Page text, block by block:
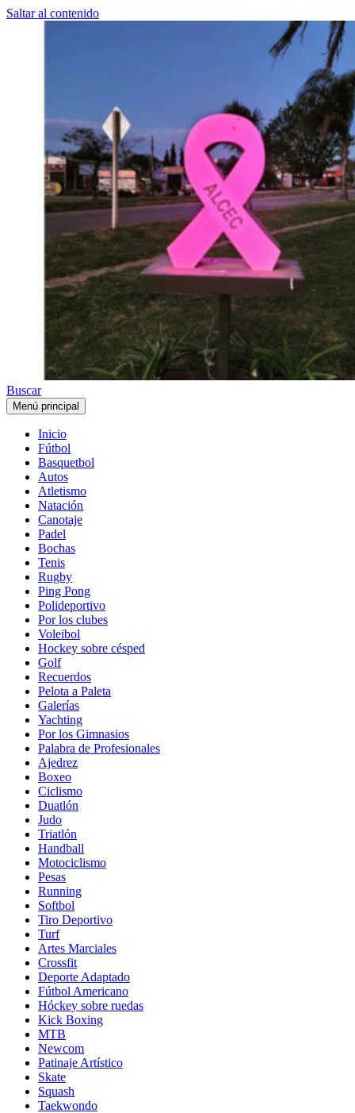
Saltar al contenido
Buscar
Menú principal
Inicio
Fútbol
Basquetbol
Autos
Atletismo
Natación
Canotaje
Padel
Bochas
Tenis
Rugby
Ping Pong
Polideportivo
Por los clubes
Voleibol
Hockey sobre césped
Golf
Recuerdos
Pelota a Paleta
Galerías
Yachting
Por los Gimnasios
Palabra de Profesionales
Ajedrez
Boxeo
Ciclismo
Duatlón
Judo
Triatlón
Handball
Motociclismo
Pesas
Running
Softbol
Tiro Deportivo
Turf
Artes Marciales
Crossfit
Deporte Adaptado
Fútbol Americano
Hóckey sobre ruedas
Kick Boxing
MTB
Newcom
Patinaje Artístico
Skate
Squash
Taekwondo